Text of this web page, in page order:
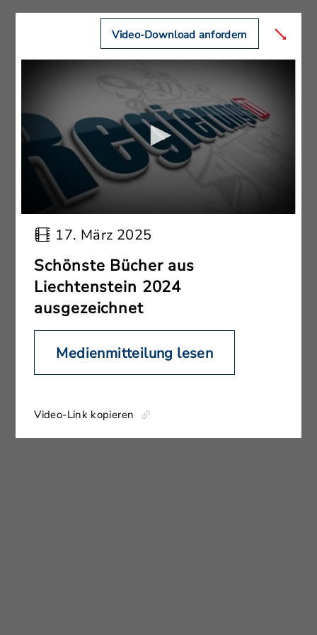
Video-Download anfordern
17. März 2025
Schönste Bücher aus
Liechtenstein 2024
ausgezeichnet
Medienmitteilung lesen
Video-Link kopieren